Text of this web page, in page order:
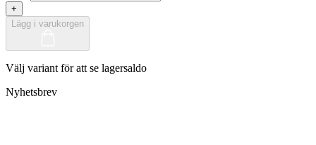
+
Lägg i varukorgen
Välj variant för att se lagersaldo
Nyhetsbrev